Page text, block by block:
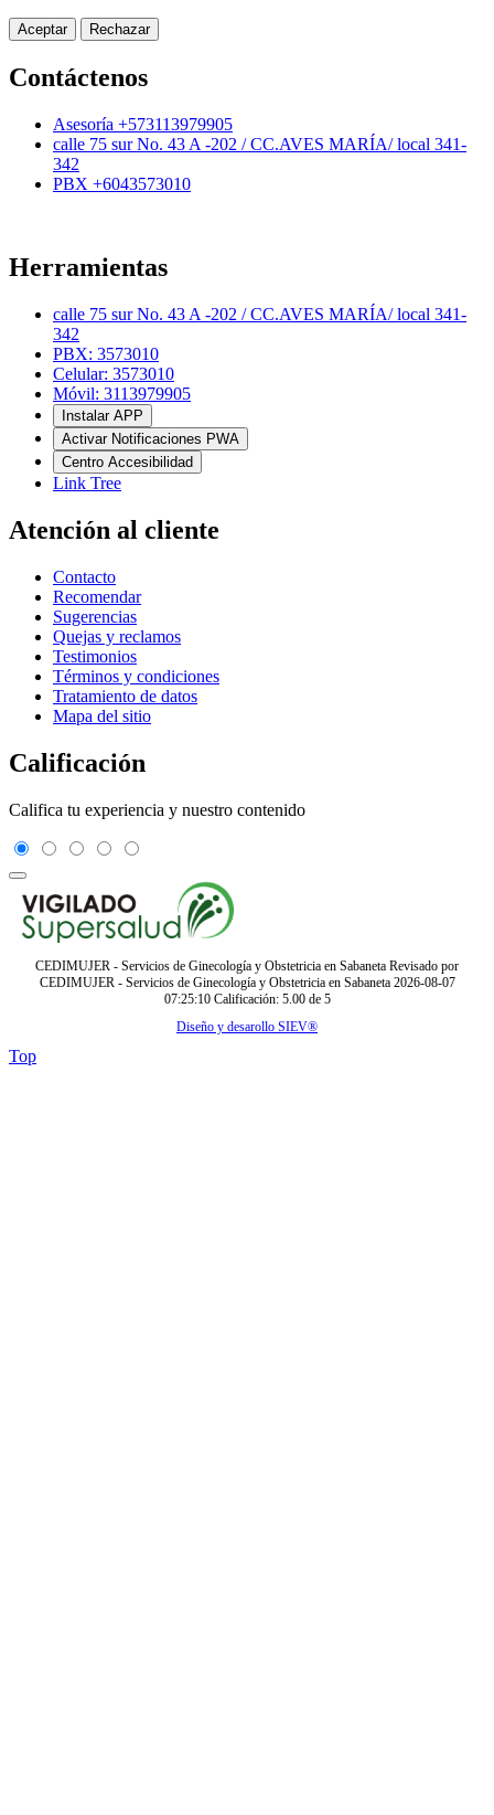
Aceptar Rechazar
Contáctenos
Asesoría +573113979905
calle 75 sur No. 43 A -202 / CC.AVES MARÍA/ local 341-
342
PBX +6043573010
Herramientas
calle 75 sur No. 43 A -202 / CC.AVES MARÍA/ local 341-
342
PBX: 3573010
Celular: 3573010
Móvil: 3113979905
Instalar APP
Activar Notificaciones PWA
Centro Accesibilidad
Link Tree
Atención al cliente
Contacto
Recomendar
Sugerencias
Quejas y reclamos
Testimonios
Términos y condiciones
Tratamiento de datos
Mapa del sitio
Calificación
Califica tu experiencia y nuestro contenido
CEDIMUJER - Servicios de Ginecología y Obstetricia en Sabaneta Revisado por
CEDIMUJER - Servicios de Ginecología y Obstetricia en Sabaneta 2026-08-07
07:25:10 Calificación: 5.00 de 5
Diseño y desarollo SIEV®
Top